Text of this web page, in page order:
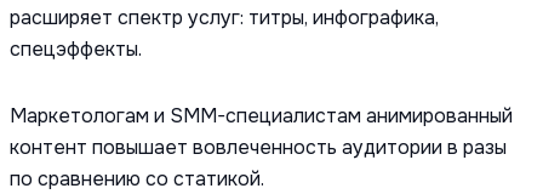
расширяет спектр услуг: титры, инфографика,
спецэффекты.
Маркетологам и SMM-специалистам анимированный
контент повышает вовлеченность аудитории в разы
по сравнению со статикой.